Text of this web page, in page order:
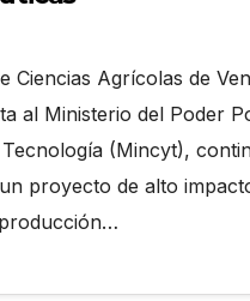
Ciencias Agrícolas de
al Ministerio del Poder
(Mincyt),
proyecto de alto